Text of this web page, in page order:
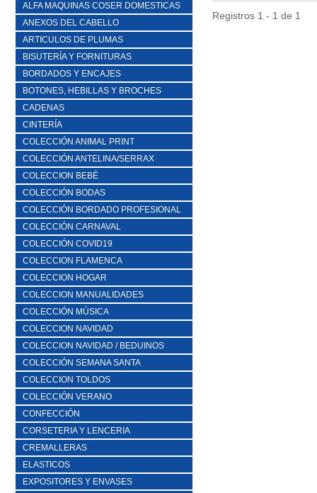
ALFA MAQUINAS COSER DOMESTICAS
ANEXOS DEL CABELLO
ARTICULOS DE PLUMAS
BISUTERÍA Y FORNITURAS
BORDADOS Y ENCAJES
BOTONES, HEBILLAS Y BROCHES
CADENAS
CINTERÍA
COLECCIÓN ANIMAL PRINT
COLECCIÓN ANTELINA/SERRAX
COLECCION BEBÉ
COLECCIÓN BODAS
COLECCIÓN BORDADO PROFESIONAL
COLECCIÓN CARNAVAL
COLECCIÓN COVID19
COLECCION FLAMENCA
COLECCION HOGAR
COLECCION MANUALIDADES
COLECCIÓN MÚSICA
COLECCION NAVIDAD
COLECCION NAVIDAD / BEDUINOS
COLECCIÓN SEMANA SANTA
COLECCION TOLDOS
COLECCIÓN VERANO
CONFECCIÓN
CORSETERIA Y LENCERIA
CREMALLERAS
ELASTICOS
EXPOSITORES Y ENVASES
Registros 1 - 1 de 1